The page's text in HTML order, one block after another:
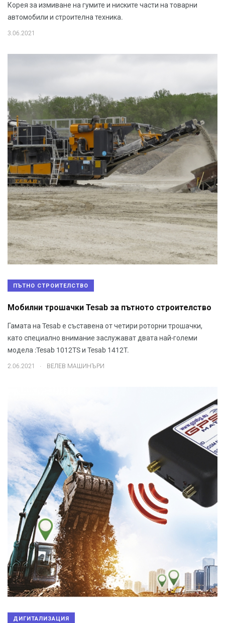
Корея за измиване на гумите и ниските части на товарни
автомобили и строителна техника.
3.06.2021
ПЪТНО СТРОИТЕЛСТВО
Мобилни трошачки Tesab за пътното строителство
Гамата на Tesab е съставена от четири роторни трошачки,
като специално внимание заслужават двата най-големи
модела :Tesab 1012TS и Tesab 1412T.
2.06.2021 . ВЕЛЕВ МАШИНЪРИ
ДИГИТАЛИЗАЦИЯ